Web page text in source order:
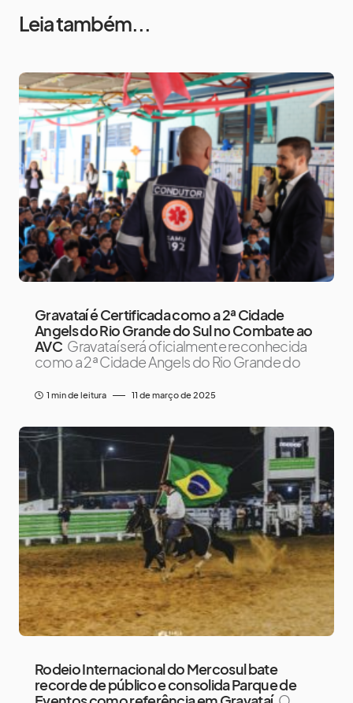
Leia também...
Gravataí é Certificada como a 2ª Cidade
Angels do Rio Grande do Sul no Combate ao
AVC Gravataí será oficialmente reconhecida
como a 2ª Cidade Angels do Rio Grande do
1 min de leitura 11 de março de 2025
Rodeio Internacional do Mercosul bate
recorde de público e consolida Parque de